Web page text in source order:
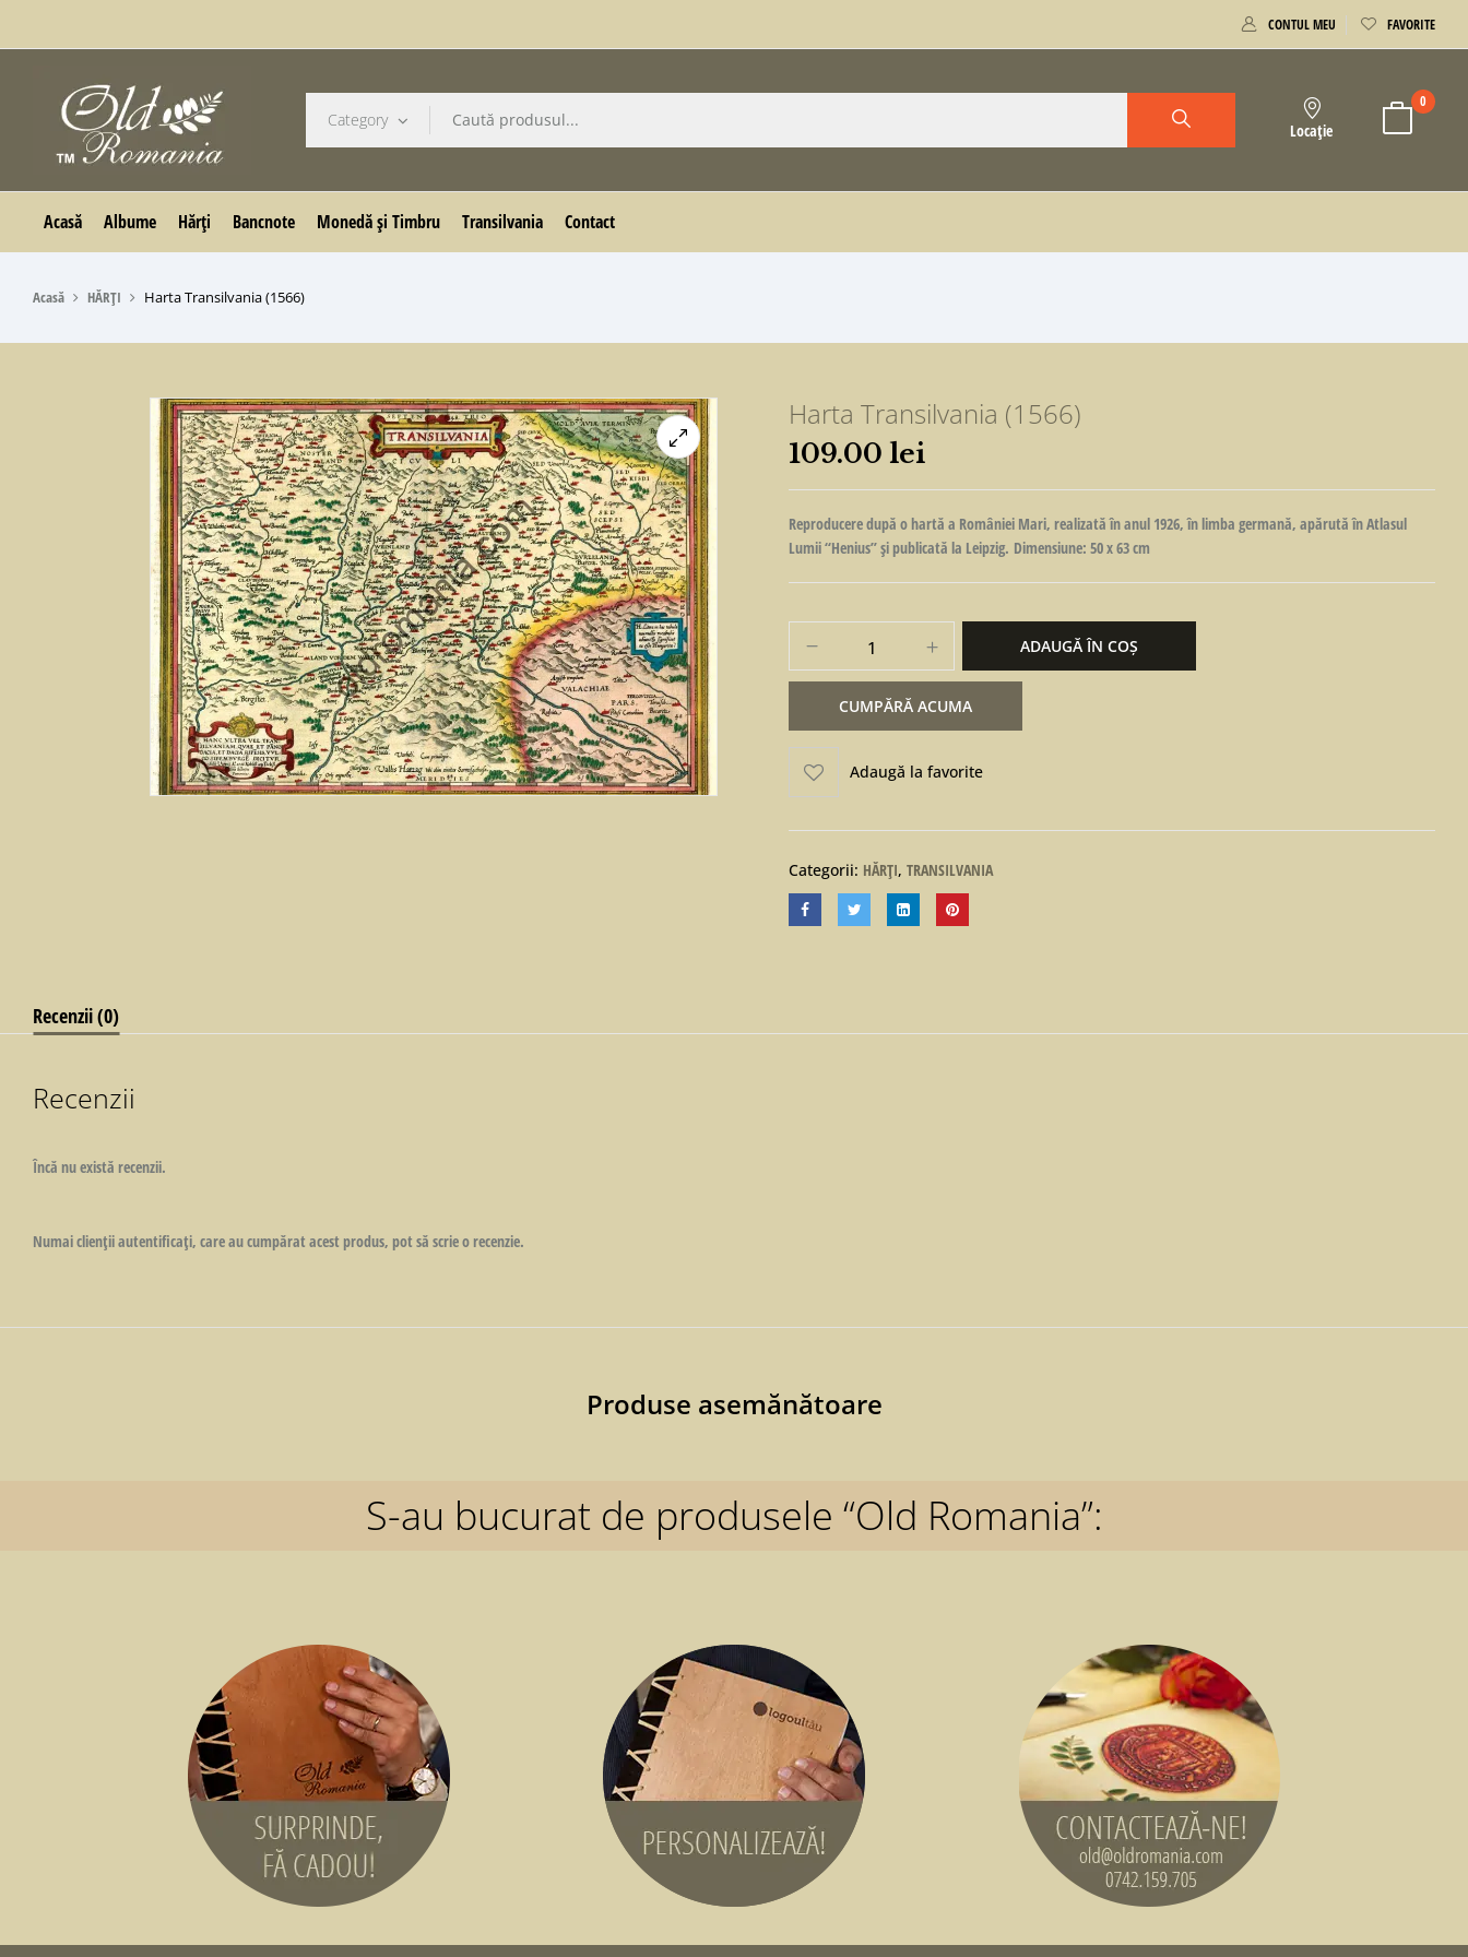
CONTUL MEU FAVORITE
Category
Locație
0
Acasă Albume Hărți Bancnote Monedă și Timbru Transilvania Contact
Acasă HĂRȚI Harta Transilvania (1566)
Harta Transilvania (1566)
109.00 lei
Reproducere după o hartă a României Mari, realizată în anul 1926, în limba germană, apărută în Atlasul
Lumii “Henius” și publicată la Leipzig. Dimensiune: 50 x 63 cm
ADAUGĂ ÎN COȘ
CUMPĂRĂ ACUMA
Adaugă la favorite
Categorii: HĂRȚI, TRANSILVANIA
Recenzii (0)
Recenzii
Încă nu există recenzii.
Numai clienții autentificați, care au cumpărat acest produs, pot să scrie o recenzie.
Produse asemănătoare
S-au bucurat de produsele “Old Romania”: